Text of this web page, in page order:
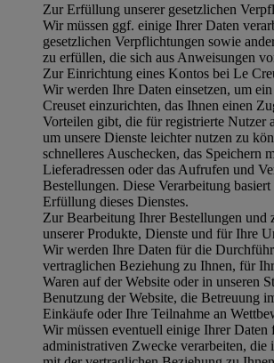
Zur Erfüllung unserer gesetzlichen
Wir müssen ggf. einige Ihrer Daten
gesetzlichen Verpflichtungen sowie
zu erfüllen, die sich aus Anweisungen
Zur Einrichtung eines Kontos bei Le
Wir werden Ihre Daten einsetzen, um
Creuset einzurichten, das Ihnen einen
Vorteilen gibt, die für registrierte Nutzer
um unsere Dienste leichter nutzen zu
schnelleres Auschecken, das Speichern
Lieferadressen oder das Aufrufen und
Bestellungen. Diese Verarbeitung
Erfüllung dieses Dienstes.
Zur Bearbeitung Ihrer Bestellungen und
unserer Produkte, Dienste und für Ihre
Wir werden Ihre Daten für die
vertraglichen Beziehung zu Ihnen, für
Waren auf der Website oder in unseren
Benutzung der Website, die Betreuung
Einkäufe oder Ihre Teilnahme an
Wir müssen eventuell einige Ihrer Daten
administrativen Zwecke verarbeiten, die